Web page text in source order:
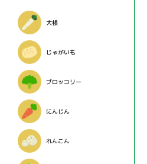
大根
じゃがいも
ブロッコリー
にんじん
れんこん